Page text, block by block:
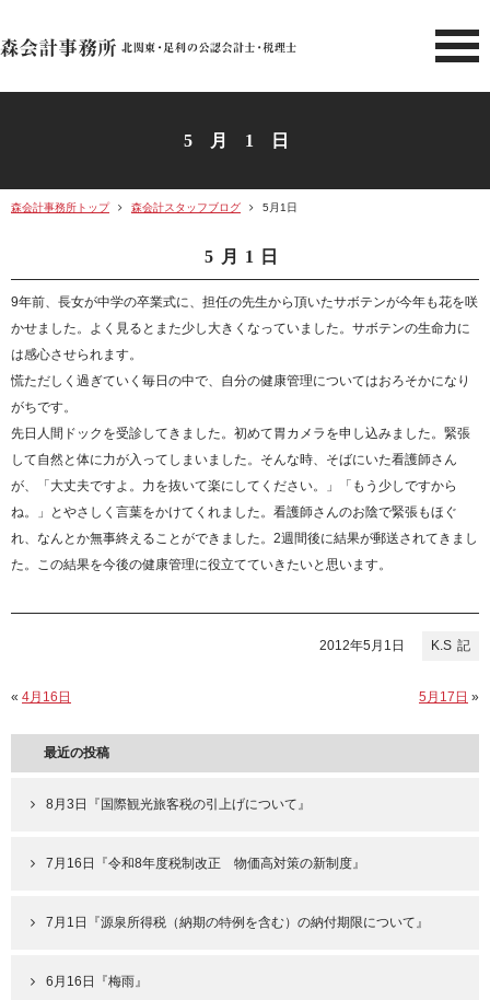
北関東 足利市の公認会計士・
5月1日
森会計事務所トップ 森会計スタッフブログ 5月1日
5月1日
9年前、長女が中学の卒業式に、担任の先生から頂いたサボテンが今年も花を咲
かせました。よく見るとまた少し大きくなっていました。サボテンの生命力に
は感心させられます。
慌ただしく過ぎていく毎日の中で、自分の健康管理についてはおろそかになり
がちです。
先日人間ドックを受診してきました。初めて胃カメラを申し込みました。緊張
して自然と体に力が入ってしまいました。そんな時、そばにいた看護師さん
が、「大丈夫ですよ。力を抜いて楽にしてください。」「もう少しですから
ね。」とやさしく言葉をかけてくれました。看護師さんのお陰で緊張もほぐ
れ、なんとか無事終えることができました。2週間後に結果が郵送されてきまし
た。この結果を今後の健康管理に役立てていきたいと思います。
K.S
2012年5月1日
« 4月16日 5月17日 »
最近の投稿
8月3日『国際観光旅客税の引上げについて』
7月16日『令和8年度税制改正 物価高対策の新制度』
7月1日『源泉所得税（納期の特例を含む）の納付期限について』
6月16日『梅雨』